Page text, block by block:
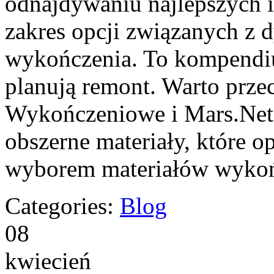
zakres opcji związanych z
wykończenia. To
planują remont. Warto
Wykończeniowe i
obszerne materiały, które
wyborem materiałów
Categories: Blog
08
kwiecień